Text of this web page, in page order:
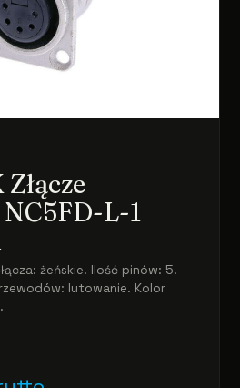
L-1
żeńskie. Ilość pinów: 5.
lutowanie. Kolor